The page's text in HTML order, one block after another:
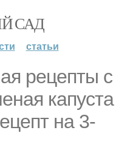
САД
статьи
рецепты с
капуста
на 3-